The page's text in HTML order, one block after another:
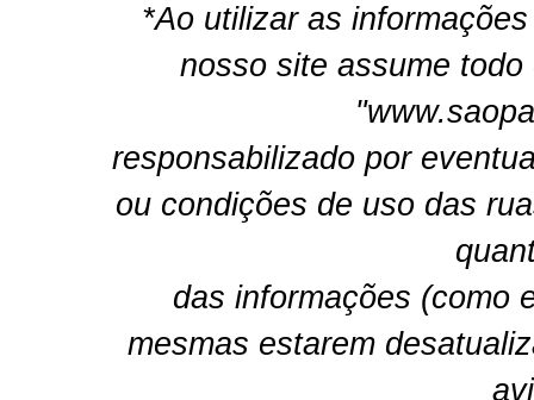
*Ao utilizar as
nosso site assume
responsabilizado por
ou condições de uso das
das informações (como
mesmas estarem